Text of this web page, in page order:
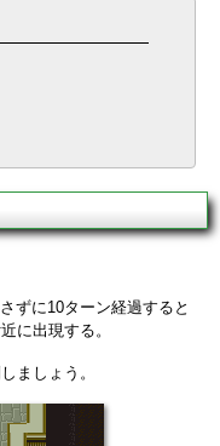
ずに10ターン経過すると
に出現する。
ましょう。